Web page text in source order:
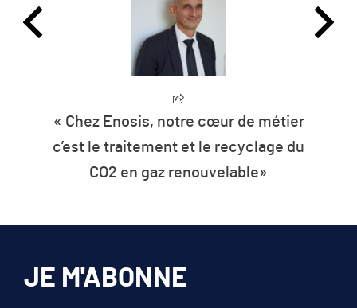
métier
du
Donner un avenir à nos
JE M'ABONNE